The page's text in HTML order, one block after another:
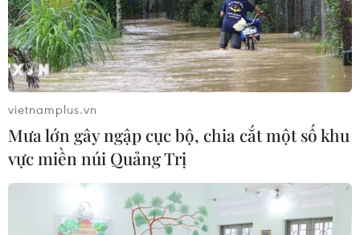
Nhận định Việt Nam vs Campuchia:
'Phù thủy Kim' sẽ xoay tua toan tính
đường dài?
06/08/2026 08:25
HLV Kim Sang-sik: 'Tuyển Việt Nam
hướng tới chiến thắng để giữ ngôi
06/08/2026 07:25
vietnamplus.vn
Mưa lớn gây ngập cục bộ, chia cắt một số khu
vực miền núi Quảng Trị